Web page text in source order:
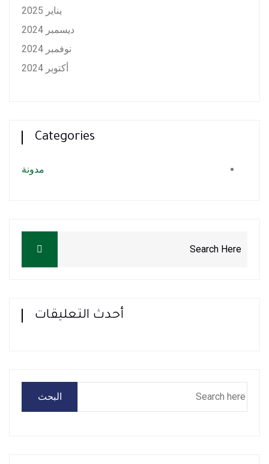
يناير 2025
ديسمبر 2024
نوفمبر 2024
أكتوبر 2024
Categories
مدونة
أحدث التعليقات
البحث